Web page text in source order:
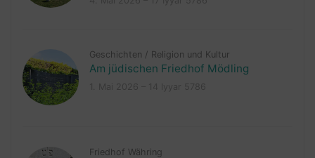
Geschichten / Religion und Kultur
Am jüdischen Friedhof Mödling
Friedhof Währing